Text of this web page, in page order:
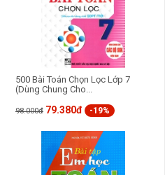
500 Bài Toán Chọn Lọc Lớp 7
(Dùng Chung Cho...
98.000đ 79.380đ -19%